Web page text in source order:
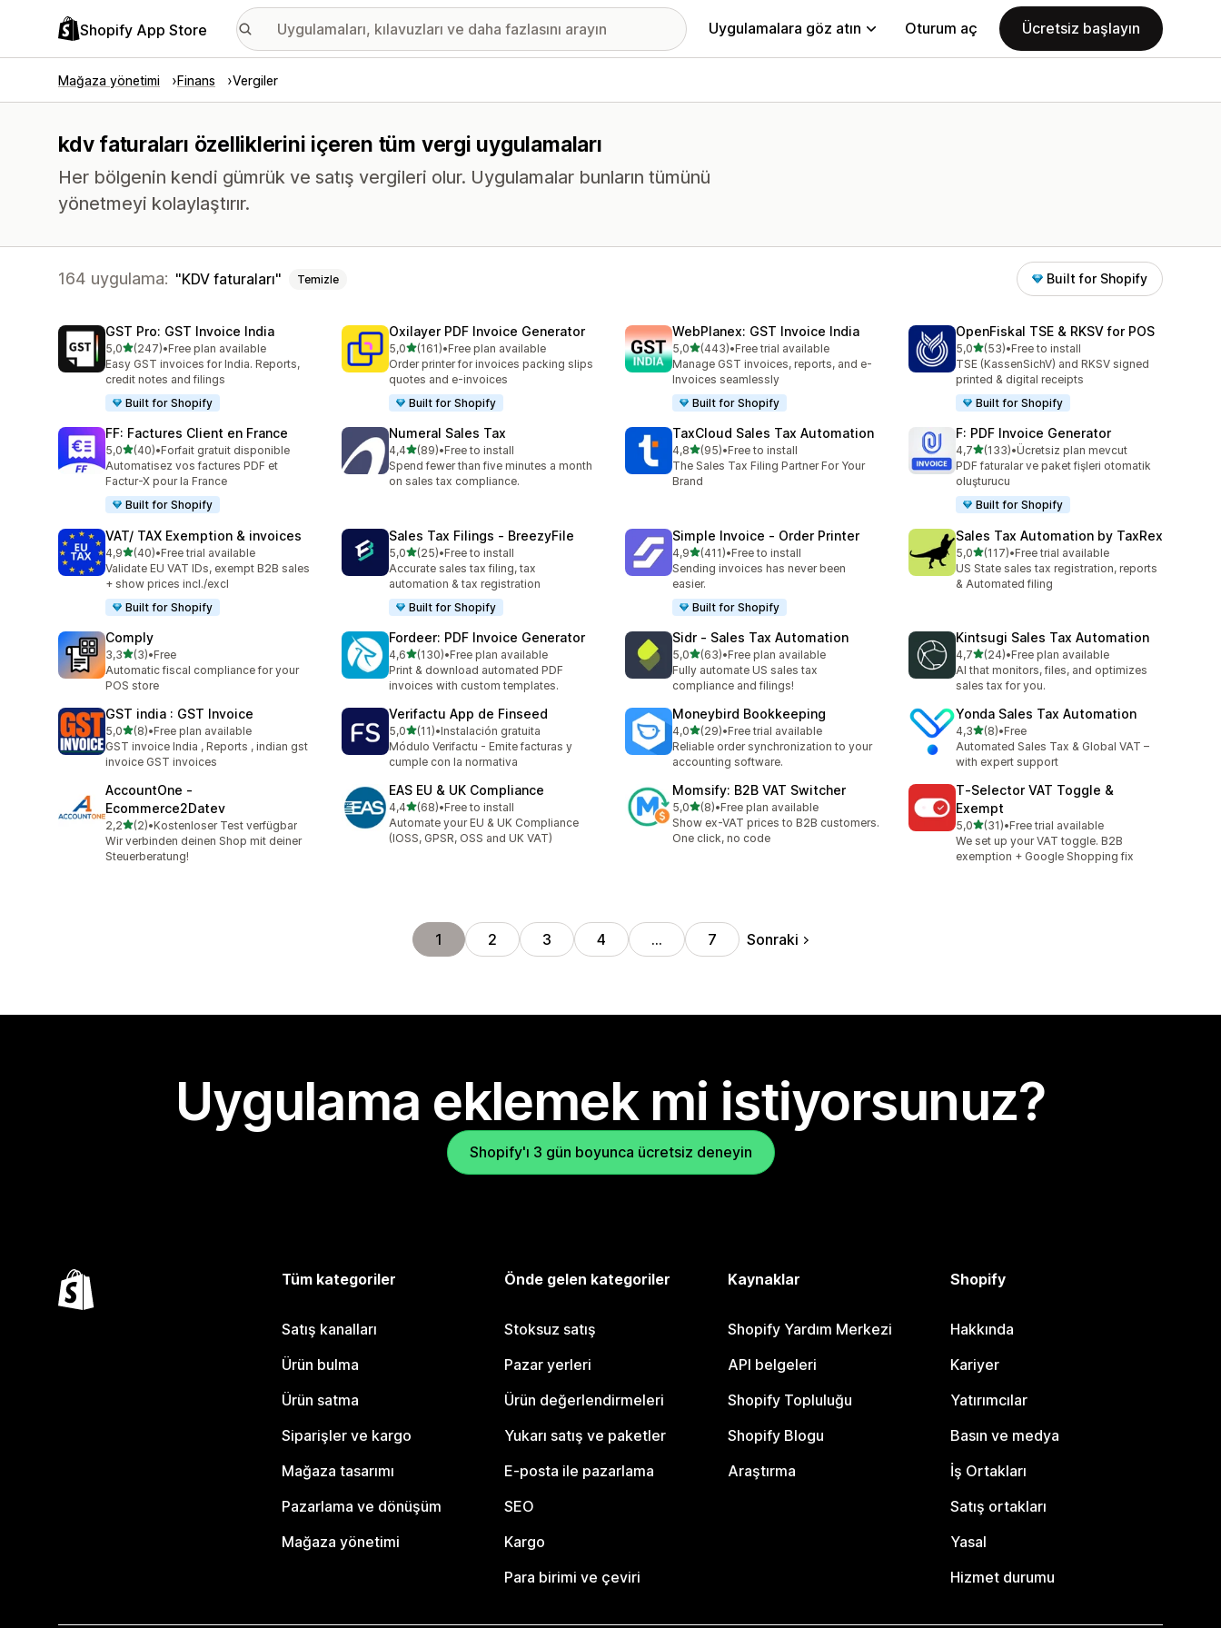
Shopify App Store Uygulamalara göz atın Oturum aç Ücretsiz başlayın
Mağaza yönetimi Finans Vergiler
kdv faturaları özelliklerini içeren tüm vergi uygulamaları
Her bölgenin kendi gümrük ve satış vergileri olur. Uygulamalar bunların tümünü
yönetmeyi kolaylaştırır.
164 uygulama: KDV faturaları Temizle Built for Shopify
GST Pro: GST Invoice India
5,05 yıldız üzerinden
(247)
toplam 247 değerlendirme
•Free plan available
Easy GST invoices for India. Reports,
credit notes and filings
Built for Shopify
Oxilayer PDF Invoice Generator
5,05 yıldız üzerinden
(161)
toplam 161 değerlendirme
•Free plan available
Order printer for invoices packing slips
quotes and e-invoices
Built for Shopify
WebPlanex: GST Invoice India
5,05 yıldız üzerinden
(443)
toplam 443 değerlendirme
•Free trial available
Manage GST invoices, reports, and e-
Invoices seamlessly
Built for Shopify
OpenFiskal TSE & RKSV for POS
5,05 yıldız üzerinden
(53)
toplam 53 değerlendirme
•Free to install
TSE (KassenSichV) and RKSV signed
printed & digital receipts
Built for Shopify
FF: Factures Client en France
5,05 yıldız üzerinden
(40)
toplam 40 değerlendirme
•Forfait gratuit disponible
Automatisez vos factures PDF et
Factur-X pour la France
Built for Shopify
Numeral Sales Tax
4,45 yıldız üzerinden
(89)
toplam 89 değerlendirme
•Free to install
Spend fewer than five minutes a month
on sales tax compliance.
TaxCloud Sales Tax Automation
4,85 yıldız üzerinden
(95)
toplam 95 değerlendirme
•Free to install
The Sales Tax Filing Partner For Your
Brand
F: PDF Invoice Generator
4,75 yıldız üzerinden
(133)
toplam 133 değerlendirme
•Ücretsiz plan mevcut
PDF faturalar ve paket fişleri otomatik
oluşturucu
Built for Shopify
VAT/ TAX Exemption & invoices
4,95 yıldız üzerinden
(40)
toplam 40 değerlendirme
•Free trial available
Validate EU VAT IDs, exempt B2B sales
+ show prices incl./excl
Built for Shopify
Sales Tax Filings ‑ BreezyFile
5,05 yıldız üzerinden
(25)
toplam 25 değerlendirme
•Free to install
Accurate sales tax filing, tax
automation & tax registration
Built for Shopify
Simple Invoice ‑ Order Printer
4,95 yıldız üzerinden
(411)
toplam 411 değerlendirme
•Free to install
Sending invoices has never been
easier.
Built for Shopify
Sales Tax Automation by TaxRex
5,05 yıldız üzerinden
(117)
toplam 117 değerlendirme
•Free trial available
US State sales tax registration, reports
& Automated filing
Comply
3,35 yıldız üzerinden
(3)
toplam 3 değerlendirme
•Free
Automatic fiscal compliance for your
POS store
Fordeer: PDF Invoice Generator
4,65 yıldız üzerinden
(130)
toplam 130 değerlendirme
•Free plan available
Print & download automated PDF
invoices with custom templates.
Sidr ‑ Sales Tax Automation
5,05 yıldız üzerinden
(63)
toplam 63 değerlendirme
•Free plan available
Fully automate US sales tax
compliance and filings!
Kintsugi Sales Tax Automation
4,75 yıldız üzerinden
(24)
toplam 24 değerlendirme
•Free plan available
AI that monitors, files, and optimizes
sales tax for you.
GST india : GST Invoice
5,05 yıldız üzerinden
(8)
toplam 8 değerlendirme
•Free plan available
GST invoice India , Reports , indian gst
invoice GST invoices
Verifactu App de Finseed
5,05 yıldız üzerinden
(11)
toplam 11 değerlendirme
•Instalación gratuita
Módulo Verifactu - Emite facturas y
cumple con la normativa
Moneybird Bookkeeping
4,05 yıldız üzerinden
(29)
toplam 29 değerlendirme
•Free trial available
Reliable order synchronization to your
accounting software.
Yonda Sales Tax Automation
4,35 yıldız üzerinden
(8)
toplam 8 değerlendirme
•Free
Automated Sales Tax & Global VAT –
with expert support
AccountOne ‑
Ecommerce2Datev
2,25 yıldız üzerinden
(2)
toplam 2 değerlendirme
•Kostenloser Test verfügbar
Wir verbinden deinen Shop mit deiner
Steuerberatung!
EAS EU & UK Compliance
4,45 yıldız üzerinden
(68)
toplam 68 değerlendirme
•Free to install
Automate your EU & UK Compliance
(IOSS, GPSR, OSS and UK VAT)
Momsify: B2B VAT Switcher
5,05 yıldız üzerinden
(8)
toplam 8 değerlendirme
•Free plan available
Show ex-VAT prices to B2B customers.
One click, no code
T‑Selector VAT Toggle &
Exempt
5,05 yıldız üzerinden
(31)
toplam 31 değerlendirme
•Free trial available
We set up your VAT toggle. B2B
exemption + Google Shopping fix
1 2 3 4 … 7 Sonraki
Uygulama eklemek mi istiyorsunuz?
Shopify'ı 3 gün boyunca ücretsiz deneyin
Tüm kategoriler
Satış kanalları
Ürün bulma
Ürün satma
Siparişler ve kargo
Mağaza tasarımı
Pazarlama ve dönüşüm
Mağaza yönetimi
Önde gelen kategoriler
Stoksuz satış
Pazar yerleri
Ürün değerlendirmeleri
Yukarı satış ve paketler
E-posta ile pazarlama
SEO
Kargo
Para birimi ve çeviri
Kaynaklar
Shopify Yardım Merkezi
API belgeleri
Shopify Topluluğu
Shopify Blogu
Araştırma
Shopify
Hakkında
Kariyer
Yatırımcılar
Basın ve medya
İş Ortakları
Satış ortakları
Yasal
Hizmet durumu